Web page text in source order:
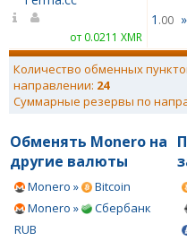
от 0.0211 XMR
1 .00 »
Количество обменных
направлении: 24
Суммарные резервы по
Обменять Monero на
другие валюты
Monero »
Bitcoin
Monero »
Сбербанк
RUB